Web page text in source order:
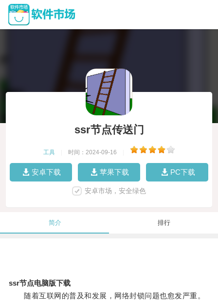
ssr节点传送门
工具 时间：2024-09-16
安卓下载 苹果下载 PC下载
安卓市场，安全绿色
简介 排行
ssr节点电脑版下载
随着互联网的普及和发展，网络封锁问题也愈发严重。